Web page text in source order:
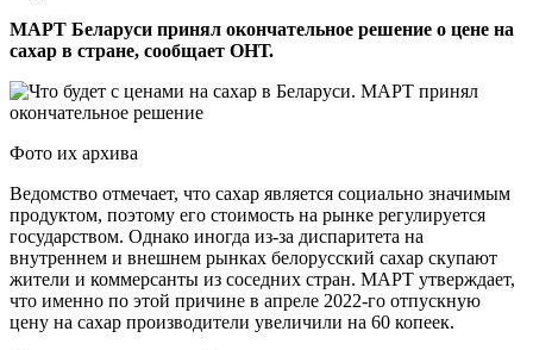
МАРТ Беларуси принял окончательное решение о цене на
сахар в стране, сообщает ОНТ.
Фото их архива
Ведомство отмечает, что сахар является социально значимым
продуктом, поэтому его стоимость на рынке регулируется
государством. Однако иногда из-за диспаритета на
внутреннем и внешнем рынках белорусский сахар скупают
жители и коммерсанты из соседних стран. МАРТ утверждает,
что именно по этой причине в апреле 2022-го отпускную
цену на сахар производители увеличили на 60 копеек.